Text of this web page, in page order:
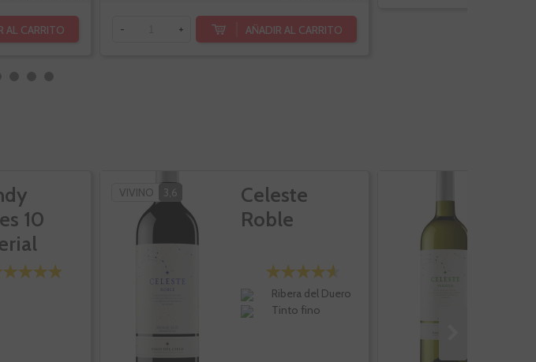
AL CARRITO - + AÑADIR AL CARRITO
10
VIVINO 3,6
Celeste
Roble
Ribera del Duero
Tinto fino